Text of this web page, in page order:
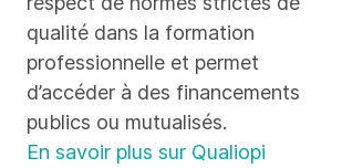
qualité dans la formation
professionnelle et permet
d’accéder à des financements
publics ou mutualisés.
En savoir plus sur Qualiopi